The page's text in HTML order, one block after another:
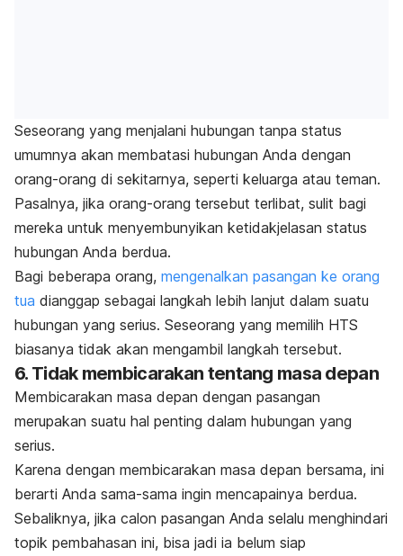
Seseorang yang menjalani hubungan tanpa status
umumnya akan membatasi hubungan Anda dengan
orang-orang di sekitarnya, seperti keluarga atau teman.
Pasalnya, jika orang-orang tersebut terlibat, sulit bagi
mereka untuk menyembunyikan ketidakjelasan status
hubungan Anda berdua.
Bagi beberapa orang, mengenalkan pasangan ke orang
tua dianggap sebagai langkah lebih lanjut dalam suatu
hubungan yang serius. Seseorang yang memilih HTS
biasanya tidak akan mengambil langkah tersebut.
6. Tidak membicarakan tentang masa depan
Membicarakan masa depan dengan pasangan
merupakan suatu hal penting dalam hubungan yang
serius.
Karena dengan membicarakan masa depan bersama, ini
berarti Anda sama-sama ingin mencapainya berdua.
Sebaliknya, jika calon pasangan Anda selalu menghindari
topik pembahasan ini, bisa jadi ia belum siap